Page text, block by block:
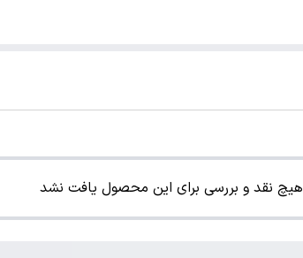
هیچ نقد و بررسی برای این محصول یافت نشد